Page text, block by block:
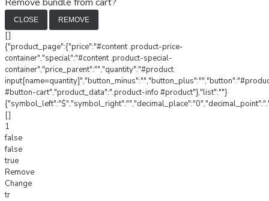
CLOSE REMOVE
[]
{"product_page":{"price":"#content .product-price-
container","special":"#content .product-special-
container","price_parent":"","quantity":"#product
#button-cart","product_data":".product-info #product"},"list":""}
[]
1
false
false
true
Remove
Change
tr